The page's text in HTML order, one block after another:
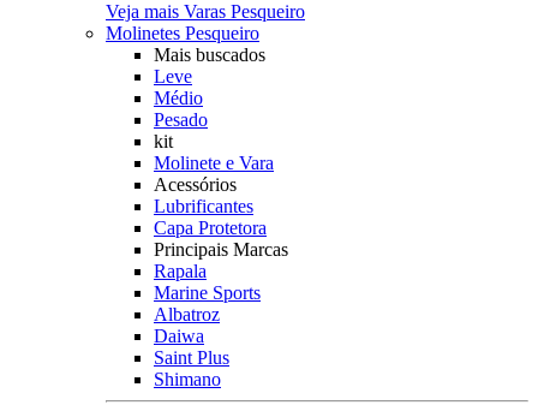
Veja mais Varas Pesqueiro
Molinetes Pesqueiro
Mais buscados
Leve
Médio
Pesado
kit
Molinete e Vara
Acessórios
Lubrificantes
Capa Protetora
Principais Marcas
Rapala
Marine Sports
Albatroz
Daiwa
Saint Plus
Shimano